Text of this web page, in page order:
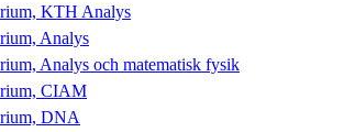
KTH Analys
Analys
Analys och matematisk fysik
CIAM
DNA